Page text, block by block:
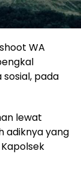
WA
pada
lewat
adiknya yang